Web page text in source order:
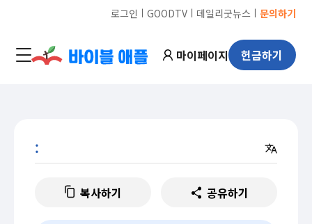
로그인 ㅣ GOODTVㅣ 데일리굿뉴스 ㅣ 문의하기
마이페이지 헌금하기
:
복사하기 공유하기